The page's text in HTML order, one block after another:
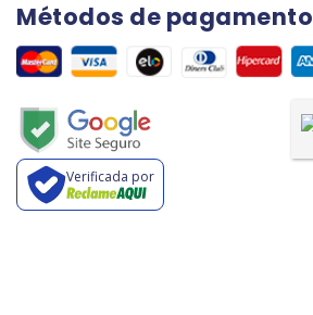
Métodos de pagamento
Verificada por